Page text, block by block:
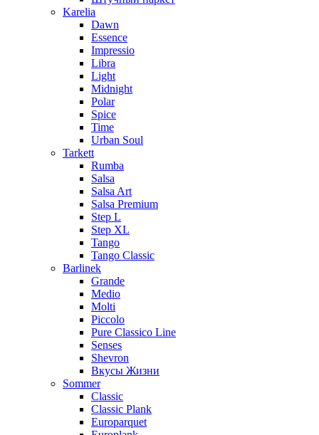
Karelia
Dawn
Essence
Impressio
Libra
Light
Midnight
Polar
Spice
Time
Urban Soul
Tarkett
Rumba
Salsa
Salsa Art
Salsa Premium
Step L
Step XL
Tango
Tango Classic
Barlinek
Grande
Medio
Molti
Piccolo
Pure Classico Line
Senses
Shevron
Вкусы Жизни
Sommer
Classic
Classic Plank
Europarquet